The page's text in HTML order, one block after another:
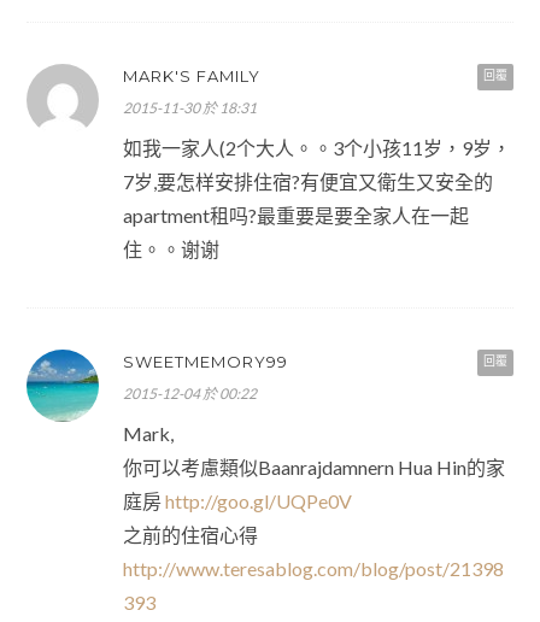
回覆
MARK'S FAMILY
2015-11-30 於 18:31
如我一家人(2个大人。。3个小孩11岁，9岁，
7岁,要怎样安排住宿?有便宜又衛生又安全的
apartment租吗?最重要是要全家人在一起
住。。谢谢
回覆
SWEETMEMORY99
2015-12-04 於 00:22
Mark,
你可以考慮類似Baanrajdamnern Hua Hin的家
庭房http://goo.gl/UQPe0V
之前的住宿心得
http://www.teresablog.com/blog/post/21398
393